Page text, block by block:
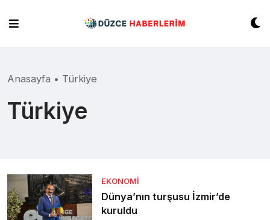
content
Anasayfa • Türkiye
Türkiye
EKONOMI
Dünya’nın turşusu İzmir’de
kuruldu